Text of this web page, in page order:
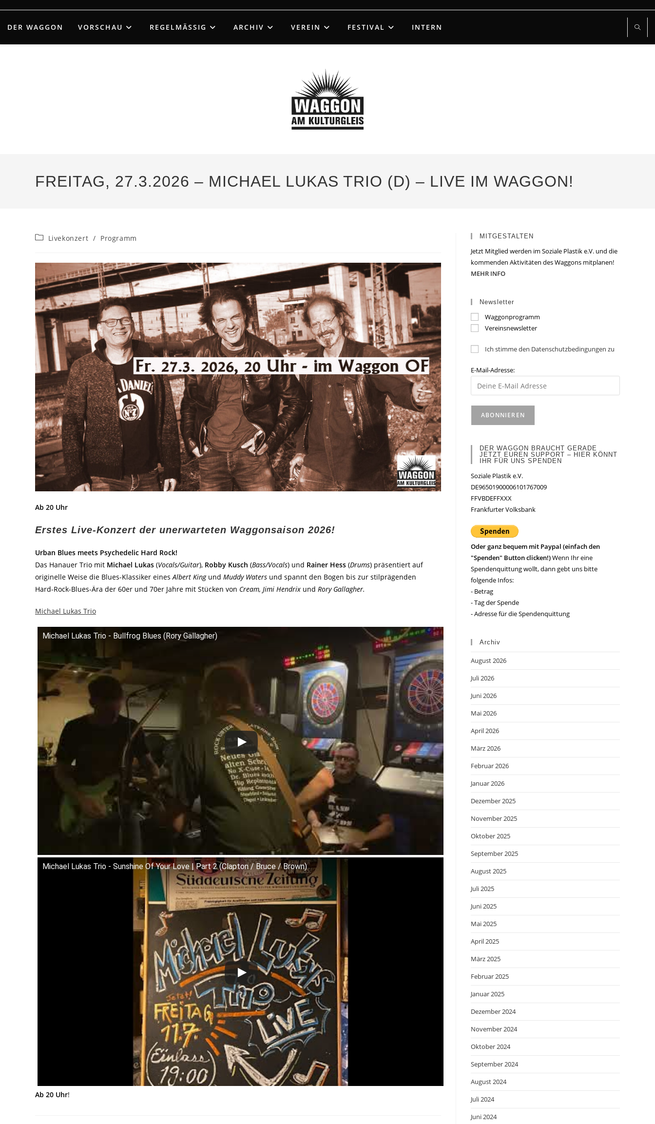
springen
DER WAGGON VORSCHAU REGELMÄSSIG ARCHIV VEREIN FESTIVAL INTERN
FREITAG, 27.3.2026 – MICHAEL LUKAS TRIO (D) – LIVE IM WAGGON!
Beitrags-
Livekonzert / Programm
Ab 20 Uhr
Erstes Live-Konzert der unerwarteten Waggonsaison 2026!
Urban Blues meets Psychedelic Hard Rock!
Das Hanauer Trio mit Michael Lukas (Vocals/Guitar), Robby Kusch (Bass/Vocals) und Rainer Hess (Drums) präsentiert auf
originelle Weise die Blues-Klassiker eines Albert King und Muddy Waters und spannt den Bogen bis zur stilprägenden
Hard-Rock-Blues-Ära der 60er und 70er Jahre mit Stücken von Cream, Jimi Hendrix und Rory Gallagher.
Michael Lukas Trio
Michael Lukas Trio - Bullfrog Blues (Rory Gallagher)
Michael Lukas Trio - Sunshine Of Your Love | Part 2 (Clapton / Bruce / Brown)
Ab 20 Uhr!
MITGESTALTEN
Jetzt Mitglied werden im Soziale Plastik e.V. und die
kommenden Aktivitäten des Waggons mitplanen!
MEHR INFO
Newsletter
Waggonprogramm
Vereinsnewsletter
Ich stimme den Datenschutzbedingungen zu
E-Mail-Adresse:
DER WAGGON BRAUCHT GERADE
JETZT EUREN SUPPORT – HIER KÖNNT
IHR FÜR UNS SPENDEN
Soziale Plastik e.V.
DE96501900006101767009
FFVBDEFFXXX
Frankfurter Volksbank
Oder ganz bequem mit Paypal (einfach den
"Spenden" Button clicken!)Wenn Ihr eine
Spendenquittung wollt, dann gebt uns bitte
folgende Infos:
- Betrag
- Tag der Spende
- Adresse für die Spendenquittung
Archiv
August 2026
Juli 2026
Juni 2026
Mai 2026
April 2026
März 2026
Februar 2026
Januar 2026
Dezember 2025
November 2025
Oktober 2025
September 2025
August 2025
Juli 2025
Juni 2025
Mai 2025
April 2025
März 2025
Februar 2025
Januar 2025
Dezember 2024
November 2024
Oktober 2024
September 2024
August 2024
Juli 2024
Juni 2024